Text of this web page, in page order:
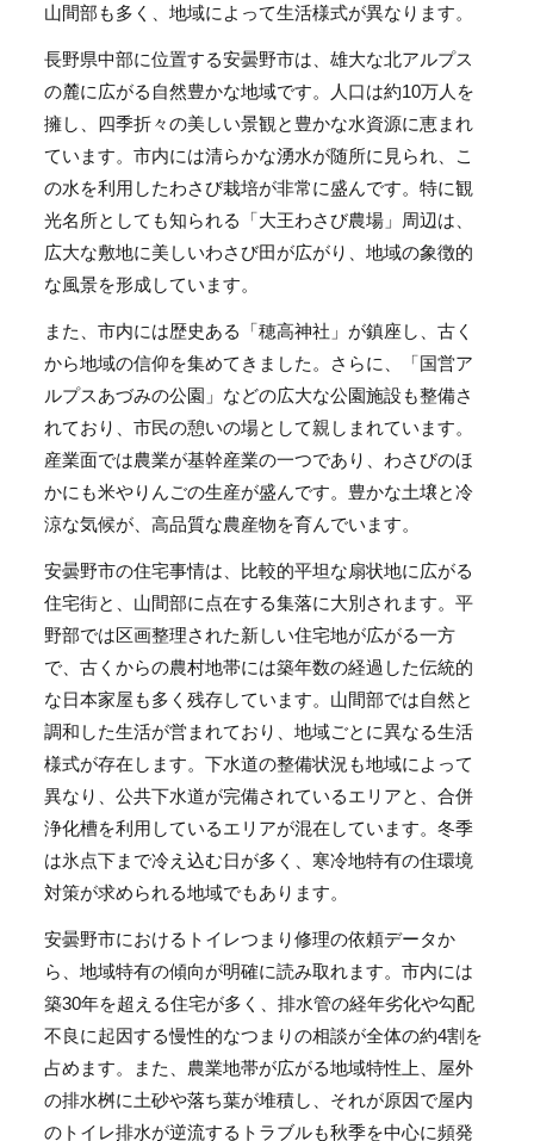
山間部も多く、地域によって生活様式が異なります。
長野県中部に位置する安曇野市は、雄大な北アルプス
の麓に広がる自然豊かな地域です。人口は約10万人を
擁し、四季折々の美しい景観と豊かな水資源に恵まれ
ています。市内には清らかな湧水が随所に見られ、こ
の水を利用したわさび栽培が非常に盛んです。特に観
光名所としても知られる「大王わさび農場」周辺は、
広大な敷地に美しいわさび田が広がり、地域の象徴的
な風景を形成しています。
また、市内には歴史ある「穂高神社」が鎮座し、古く
から地域の信仰を集めてきました。さらに、「国営ア
ルプスあづみの公園」などの広大な公園施設も整備さ
れており、市民の憩いの場として親しまれています。
産業面では農業が基幹産業の一つであり、わさびのほ
かにも米やりんごの生産が盛んです。豊かな土壌と冷
涼な気候が、高品質な農産物を育んでいます。
安曇野市の住宅事情は、比較的平坦な扇状地に広がる
住宅街と、山間部に点在する集落に大別されます。平
野部では区画整理された新しい住宅地が広がる一方
で、古くからの農村地帯には築年数の経過した伝統的
な日本家屋も多く残存しています。山間部では自然と
調和した生活が営まれており、地域ごとに異なる生活
様式が存在します。下水道の整備状況も地域によって
異なり、公共下水道が完備されているエリアと、合併
浄化槽を利用しているエリアが混在しています。冬季
は氷点下まで冷え込む日が多く、寒冷地特有の住環境
対策が求められる地域でもあります。
安曇野市におけるトイレつまり修理の依頼データか
ら、地域特有の傾向が明確に読み取れます。市内には
築30年を超える住宅が多く、排水管の経年劣化や勾配
不良に起因する慢性的なつまりの相談が全体の約4割を
占めます。また、農業地帯が広がる地域特性上、屋外
の排水桝に土砂や落ち葉が堆積し、それが原因で屋内
のトイレ排水が逆流するトラブルも秋季を中心に頻発